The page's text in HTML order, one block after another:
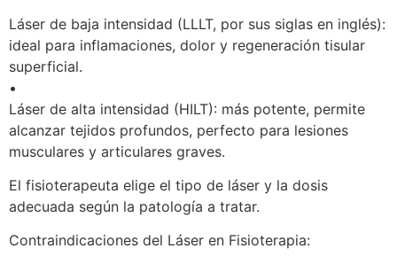
Láser de baja intensidad (LLLT, por sus siglas en inglés):
ideal para inflamaciones, dolor y regeneración tisular
superficial.
•
Láser de alta intensidad (HILT): más potente, permite
alcanzar tejidos profundos, perfecto para lesiones
musculares y articulares graves.
El fisioterapeuta elige el tipo de láser y la dosis
adecuada según la patología a tratar.
Contraindicaciones del Láser en Fisioterapia: